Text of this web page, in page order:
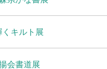
キルト展
会書道展